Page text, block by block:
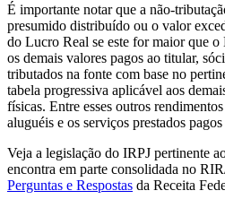
É importante notar que a não-
presumido distribuído ou o valor
do Lucro Real se este for maior que
os demais valores pagos ao titular,
tributados na fonte com base no
tabela progressiva aplicável aos
físicas. Entre esses outros
aluguéis e os serviços prestados
Veja a legislação do IRPJ pertinente
encontra em parte consolidada no
Perguntas e Respostas da Receita